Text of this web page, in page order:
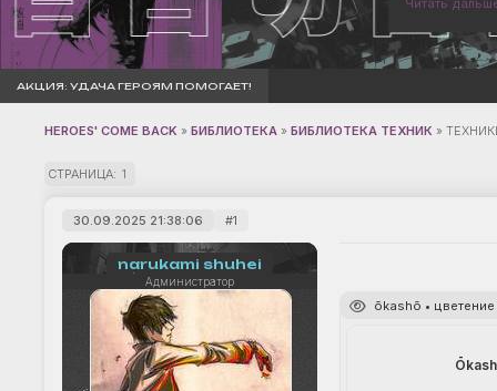
Читать
АКЦИЯ: УДАЧА ГЕРОЯМ ПОМОГАЕТ!
HEROES' COME BACK » БИБЛИОТЕКА » БИБЛИОТЕКА ТЕХНИК »
СТРАНИЦА: 1
1
30.09.2025 21:38:06
narukami shuhei
Администратор
ōkashō •